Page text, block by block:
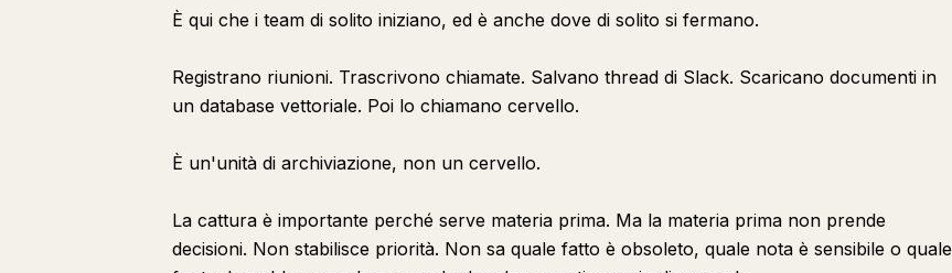
È qui che i team di solito iniziano, ed è anche dove di solito si fermano.
Registrano riunioni. Trascrivono chiamate. Salvano thread di Slack. Scaricano documenti in
un database vettoriale. Poi lo chiamano cervello.
È un'unità di archiviazione, non un cervello.
La cattura è importante perché serve materia prima. Ma la materia prima non prende
decisioni. Non stabilisce priorità. Non sa quale fatto è obsoleto, quale nota è sensibile o quale